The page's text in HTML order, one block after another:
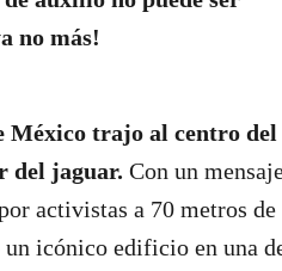
no más!
México trajo al centro del
del jaguar. Con un
activistas a 70 metros de
un icónico edificio en una